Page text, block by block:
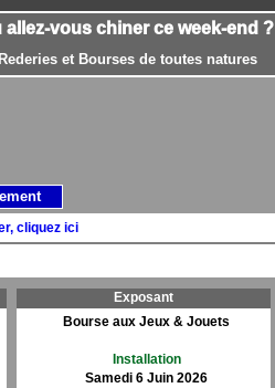
vous chiner ce week-end ?
et Bourses de toutes natures
cliquez ici
Exposant
Bourse aux Jeux & Jouets
Installation
Samedi 6 Juin 2026